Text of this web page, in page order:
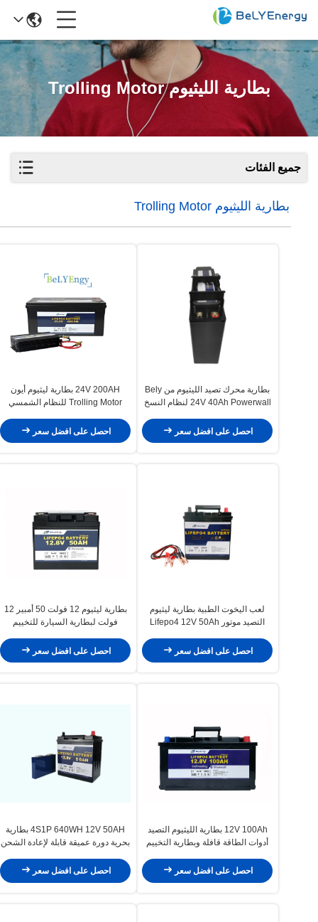
بطارية الليثيوم Trolling Motor
جميع الفئات
بطارية الليثيوم Trolling Motor
بطارية محرك تصيد الليثيوم من Bely
24V 40Ah Powerwall لنظام النسخ
احصل على افضل سعر
24V 200AH بطارية ليثيوم أيون
Trolling Motor للنظام الشمسي
احصل على افضل سعر
لعب اليخوت الطبية بطارية ليثيوم
التصيد موتور Lifepo4 12V 50Ah
احصل على افضل سعر
بطارية ليثيوم 12 فولت 50 أمبير 12
فولت لبطارية السيارة للتخييم
احصل على افضل سعر
12V 100Ah بطارية الليثيوم التصيد
أدوات الطاقة قافلة وبطارية التخييم
احصل على افضل سعر
4S1P 640WH 12V 50AH بطارية
بحرية دورة عميقة قابلة لإعادة الشحن
احصل على افضل سعر